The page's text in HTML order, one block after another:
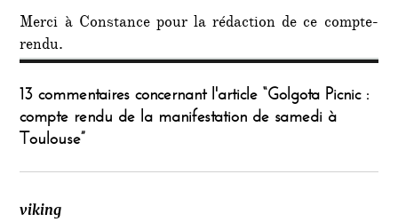
Merci à Constance pour la rédaction de ce compte-
rendu.
13 commentaires concernant l'article “Golgota Picnic :
compte rendu de la manifestation de samedi à
Toulouse”
viking